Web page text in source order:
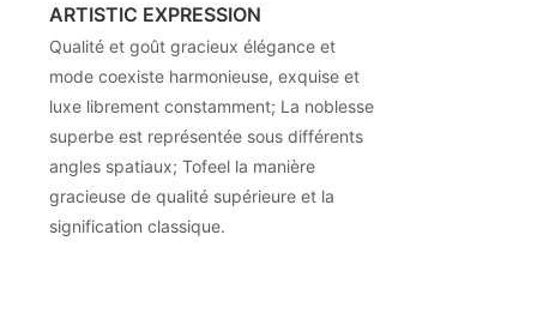
ARTISTIC EXPRESSION
Qualité et goût gracieux élégance et
mode coexiste harmonieuse, exquise et
luxe librement constamment; La noblesse
superbe est représentée sous différents
angles spatiaux; Tofeel la manière
gracieuse de qualité supérieure et la
signification classique.